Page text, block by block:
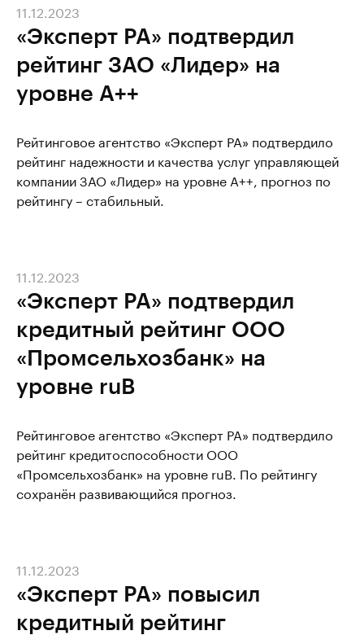
«Эксперт РА» подтвердил
рейтинг ЗАО «Лидер» на
уровне А++
11.12.2023
Рейтинговое агентство «Эксперт РА» подтвердило
рейтинг надежности и качества услуг управляющей
компании ЗАО «Лидер» на уровне А++, прогноз по
рейтингу – стабильный.
«Эксперт РА» подтвердил
кредитный рейтинг ООО
«Промсельхозбанк» на
уровне ruВ
11.12.2023
Рейтинговое агентство «Эксперт РА» подтвердило
рейтинг кредитоспособности ООО
«Промсельхозбанк» на уровне ruB. По рейтингу
сохранён развивающийся прогноз.
«Эксперт РА» повысил
кредитный рейтинг
11.12.2023